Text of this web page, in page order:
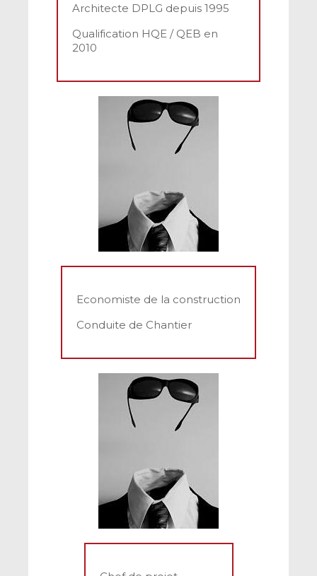
Architecte DPLG depuis 1995
Qualification HQE / QEB en
2010
Economiste de la construction
Conduite de Chantier